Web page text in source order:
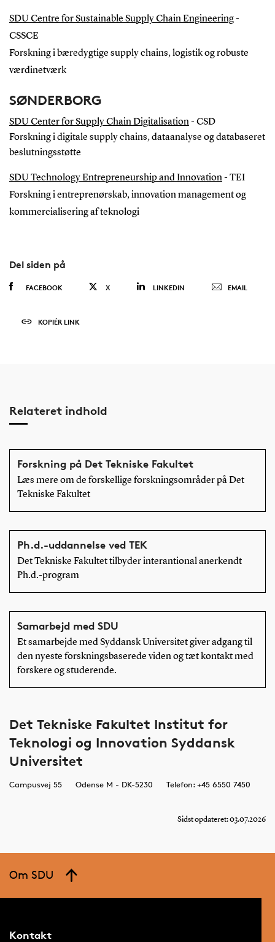
SDU Centre for Sustainable Supply Chain Engineering-
CSSCE
Forskning i bæredygtige supply chains, logistik og robuste
værdinetværk
SØNDERBORG
SDU Center for Supply Chain Digitalisation- CSD
Forskning i digitale supply chains, dataanalyse og databaseret
beslutningsstøtte
SDU Technology Entrepreneurship and Innovation- TEI
Forskning i entreprenørskab, innovation management og
kommercialisering af teknologi
Del siden på
FACEBOOK X LINKEDIN EMAIL
KOPIÉR LINK
Relateret indhold
Forskning på Det Tekniske Fakultet
Læs mere om de forskellige forskningsområder på Det
Tekniske Fakultet
Ph.d.-uddannelse ved TEK
Det Tekniske Fakultet tilbyder interantional anerkendt
Ph.d.-program
Samarbejd med SDU
Et samarbejde med Syddansk Universitet giver adgang til
den nyeste forskningsbaserede viden og tæt kontakt med
forskere og studerende.
Det Tekniske Fakultet Institut for
Teknologi og Innovation Syddansk
Universitet
Campusvej 55 Odense M - DK-5230 Telefon: +45 6550 7450
Sidst opdateret: 03.07.2026
Om SDU
Kontakt